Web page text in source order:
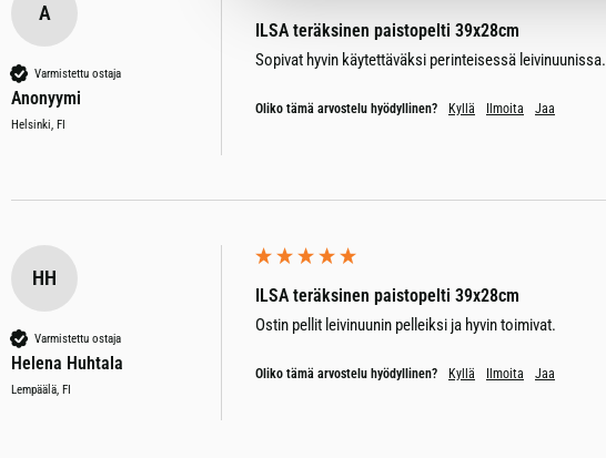
A
Varmistettu ostaja
Anonyymi
Helsinki, FI
ILSA teräksinen paistopelti 39x28cm
Sopivat hyvin käytettäväksi perinteisessä leivinuunissa.
Oliko tämä arvostelu hyödyllinen? Kyllä Ilmoita Jaa
HH
Varmistettu ostaja
Helena Huhtala
Lempäälä, FI
ILSA teräksinen paistopelti 39x28cm
Ostin pellit leivinuunin pelleiksi ja hyvin toimivat.
Oliko tämä arvostelu hyödyllinen? Kyllä Ilmoita Jaa